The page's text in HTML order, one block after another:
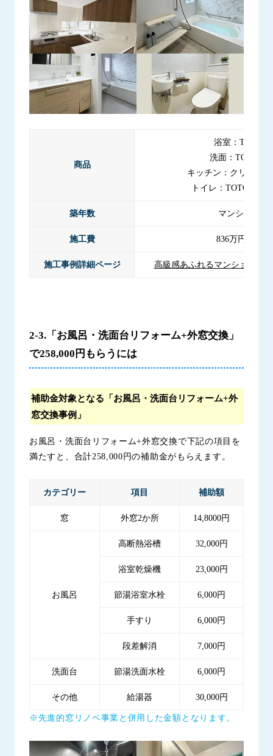
商品
浴室：TOTO
洗面：TOTO エ
キッチン：クリナッ
トイレ：TOTO ピュ
築年数 マンション築
施工費 836万円（税
施工事例詳細ページ 高級感あふれるマンションフ
2-3.「お風呂・洗面台リフォーム+外窓交換」
で258,000円もらうには
補助金対象となる「お風呂・洗面台リフォーム+外
窓交換事例」
お風呂・洗面台リフォーム+外窓交換で下記の項目を
満たすと、合計258,000円の補助金がもらえます。
カテゴリー 項目 補助額
窓 外窓2か所 14,8000円
お風呂
高断熱浴槽 32,000円
浴室乾燥機 23,000円
節湯浴室水栓 6,000円
手すり 6,000円
段差解消 7,000円
洗面台 節湯洗面水栓 6,000円
その他 給湯器 30,000円
※先進的窓リノベ事業と併用した金額となります。